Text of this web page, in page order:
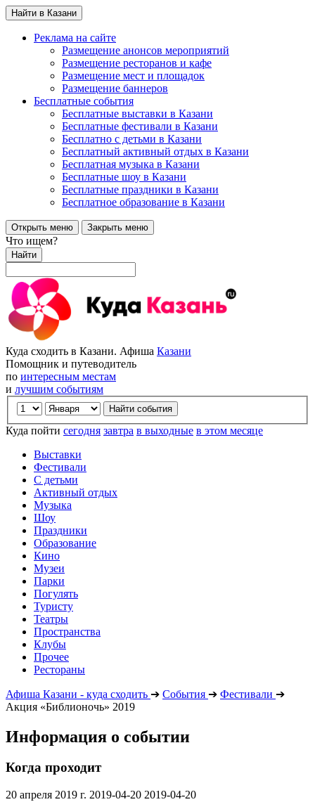
Найти в Казани
Реклама на сайте
Размещение анонсов мероприятий
Размещение ресторанов и кафе
Размещение мест и площадок
Размещение баннеров
Бесплатные события
Бесплатные выставки в Казани
Бесплатные фестивали в Казани
Бесплатно с детьми в Казани
Бесплатный активный отдых в Казани
Бесплатная музыка в Казани
Бесплатные шоу в Казани
Бесплатные праздники в Казани
Бесплатное образование в Казани
Открыть меню Закрыть меню
Что ищем?
Найти
Куда сходить в Казани. Афиша Казани
Помощник и путеводитель
по интересным местам
и лучшим событиям
Куда пойти сегодня завтра в выходные в этом месяце
Выставки
Фестивали
С детьми
Активный отдых
Музыка
Шоу
Праздники
Образование
Кино
Музеи
Парки
Погулять
Туристу
Театры
Пространства
Клубы
Прочее
Рестораны
Афиша Казани - куда сходить ➔ События ➔ Фестивали ➔
Акция «Библионочь» 2019
Информация о событии
Когда проходит
20 апреля 2019 г. 2019-04-20 2019-04-20